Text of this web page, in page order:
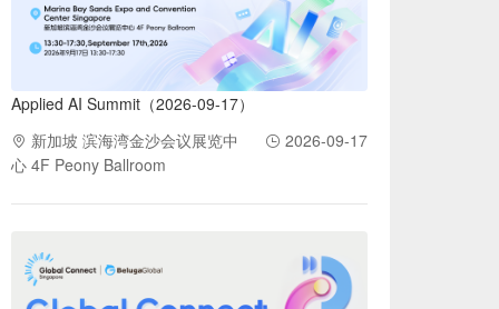
Applied AI Summit（2026-09-17）
新加坡 滨海湾金沙会议展览中
心 4F Peony Ballroom
2026-09-17